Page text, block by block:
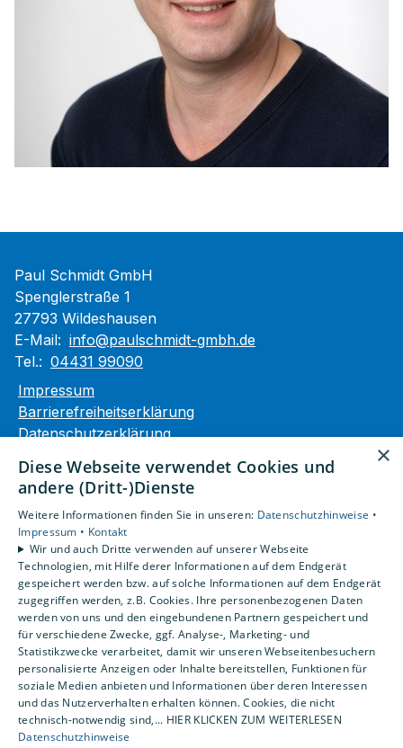
Paul Schmidt GmbH
Spenglerstraße 1
27793 Wildeshausen
E-Mail: info@paulschmidt-gmbh.de
Tel.: 04431 99090
Impressum
Barrierefreiheitserklärung
Datenschutzerklärung
Unsere Bereiche
Privatkunden
Gewerbekunden
Karriere
Unternehmen
Kontakt
×
Diese Webseite verwendet Cookies und
andere (Dritt-)Dienste
Weitere Informationen finden Sie in unseren: Datenschutzhinweise •
Impressum • Kontakt
Wir und auch Dritte verwenden auf unserer Webseite
Technologien, mit Hilfe derer Informationen auf dem Endgerät
gespeichert werden bzw. auf solche Informationen auf dem Endgerät
zugegriffen werden, z.B. Cookies. Ihre personenbezogenen Daten
werden von uns und den eingebundenen Partnern gespeichert und
für verschiedene Zwecke, ggf. Analyse-, Marketing- und
Statistikzwecke verarbeitet, damit wir unseren Webseitenbesuchern
personalisierte Anzeigen oder Inhalte bereitstellen, Funktionen für
soziale Medien anbieten und Informationen über deren Interessen
und das Nutzerverhalten erhalten können. Cookies, die nicht
technisch-notwendig sind,... HIER KLICKEN ZUM WEITERLESEN
Datenschutzhinweise